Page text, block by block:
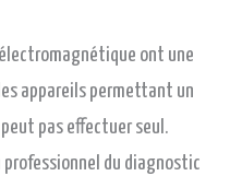
ont une
appareils permettant un
pas effectuer seul.
professionnel du diagnostic